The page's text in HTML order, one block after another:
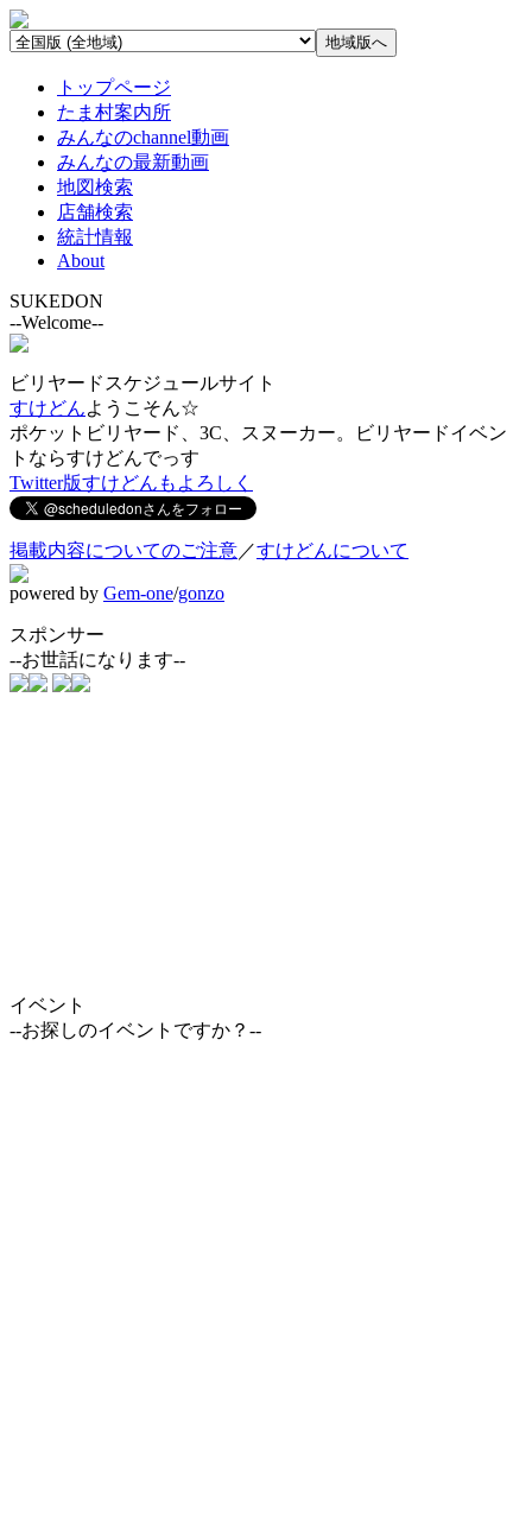
トップページ
たま村案内所
みんなのchannel動画
みんなの最新動画
地図検索
店舗検索
統計情報
About
SUKEDON
--Welcome--
ビリヤードスケジュールサイト
すけどんようこそん☆
ポケットビリヤード、3C、スヌーカー。ビリヤードイベン
トならすけどんでっす
Twitter版すけどんもよろしく
掲載内容についてのご注意／すけどんについて
powered by Gem-one/gonzo
スポンサー
--お世話になります--
イベント
--お探しのイベントですか？--